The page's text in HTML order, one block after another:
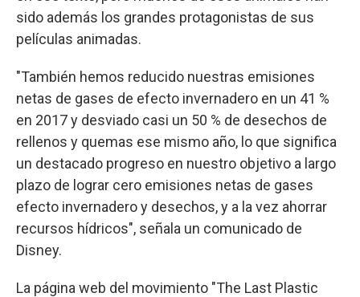
sido además los grandes protagonistas de sus
películas animadas.
"También hemos reducido nuestras emisiones
netas de gases de efecto invernadero en un 41 %
en 2017 y desviado casi un 50 % de desechos de
rellenos y quemas ese mismo año, lo que significa
un destacado progreso en nuestro objetivo a largo
plazo de lograr cero emisiones netas de gases
efecto invernadero y desechos, y a la vez ahorrar
recursos hídricos", señala un comunicado de
Disney.
La página web del movimiento "The Last Plastic